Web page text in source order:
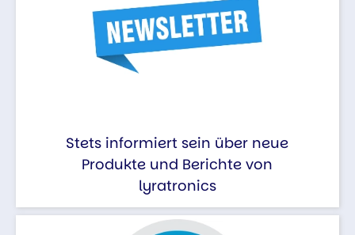
Stets informiert sein über neue
Produkte und Berichte von
lyratronics